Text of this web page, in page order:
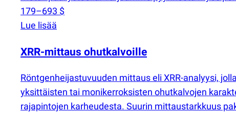
179–693 $
Lue lisää
XRR-mittaus ohutkalvoille
Röntgenheijastuvuuden mittaus eli XRR-analyysi,
yksittäisten tai monikerroksisten ohutkalvojen
rajapintojen karheudesta. Suurin mittaustarkkuus